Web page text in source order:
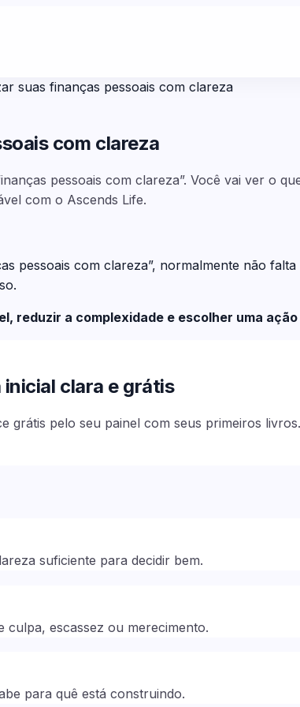
suas finanças pessoais com clareza
com clareza
pessoais com clareza”. Você vai ver o
com o Ascends Life.
pessoais com clareza”, normalmente não
a complexidade e escolher uma ação
clara e grátis
grátis pelo seu painel com seus primeiros livros.
suficiente para decidir bem.
escassez ou merecimento.
para quê está construindo.